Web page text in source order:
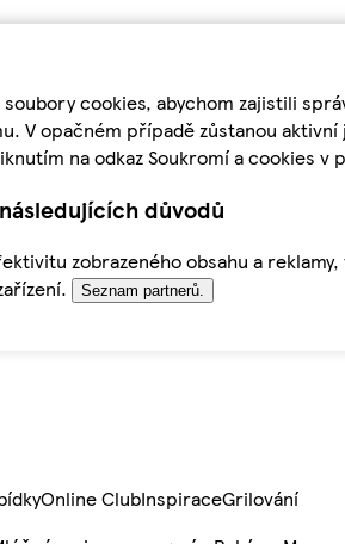
cookies, abychom zajistili
V opačném případě zůstanou
na odkaz Soukromí a cookies v
důvodů
zobrazeného obsahu a
Seznam partnerů.
Online ClubInspiraceGrilování